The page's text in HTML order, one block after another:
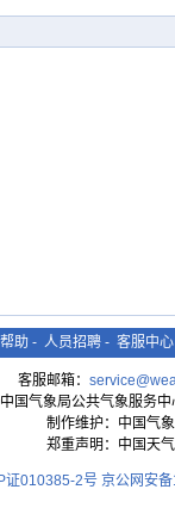
帮助 - 人员招聘 - 客服中心
客服邮箱：
国气象局公共气象服务
制作维护：中国气
郑重声明：中国天
证010385-2号 京公网安